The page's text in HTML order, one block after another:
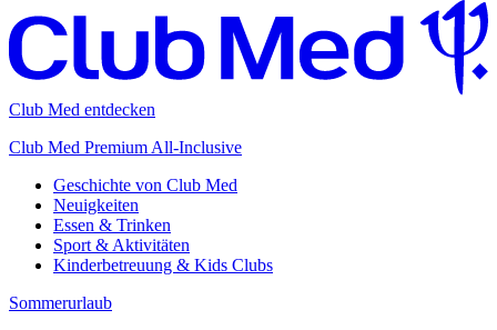
Club Med entdecken
Club Med Premium All-Inclusive
Geschichte von Club Med
Neuigkeiten
Essen & Trinken
Sport & Aktivitäten
Kinderbetreuung & Kids Clubs
Sommerurlaub